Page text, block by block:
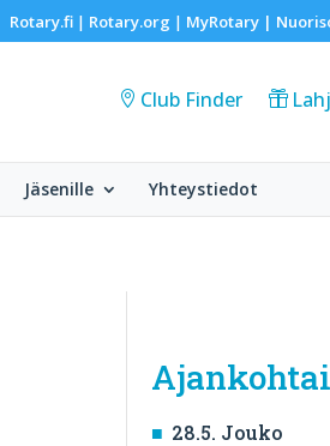
Rotary.fi| Rotary.org | MyRotary |
Club Finder
Jäsenille Yhteystiedot
28.5. Jouko